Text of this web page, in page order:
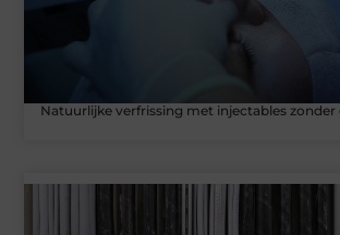
Natuurlijke verfrissing met injectables